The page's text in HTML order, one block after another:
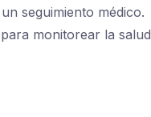
seguimiento médico.
monitorear la salud